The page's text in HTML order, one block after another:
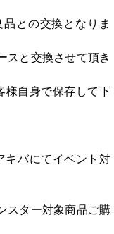
との交換となりま
スと交換させて頂き
自身で保存して下
キバにてイベント対
スター対象商品ご購